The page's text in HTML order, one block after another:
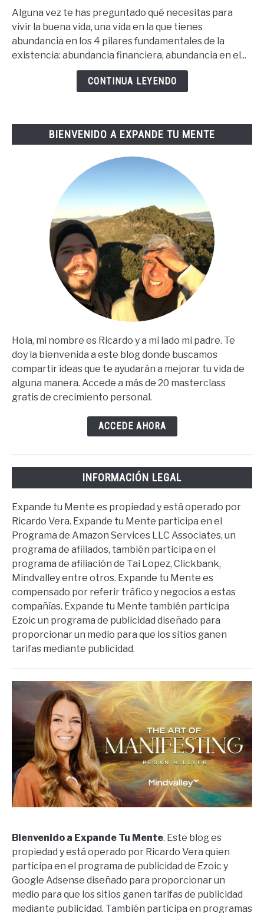
67
Pasos
Para
Steps
Alguna vez te has preguntado qué necesitas para
vivir la buena vida, una vida en la que tienes
abundancia en los 4 pilares fundamentales de la
existencia: abundancia financiera, abundancia en el...
CONTINUA LEYENDO
BIENVENIDO A EXPANDE TU MENTE
Hola, mi nombre es Ricardo y a mi lado mi padre. Te
doy la bienvenida a este blog donde buscamos
compartir ideas que te ayudarán a mejorar tu vida de
alguna manera. Accede a más de 20 masterclass
gratis de crecimiento personal.
ACCEDE AHORA
INFORMACIÓN LEGAL
Expande tu Mente es propiedad y está operado por
Ricardo Vera. Expande tu Mente participa en el
Programa de Amazon Services LLC Associates, un
programa de afiliados, también participa en el
programa de afiliación de Tai Lopez, Clickbank,
Mindvalley entre otros. Expande tu Mente es
compensado por referir tráfico y negocios a estas
compañías. Expande tu Mente también participa
Ezoic un programa de publicidad diseñado para
proporcionar un medio para que los sitios ganen
tarifas mediante publicidad.
Bienvenido a Expande Tu Mente. Este blog es
propiedad y está operado por Ricardo Vera quien
participa en el programa de publicidad de Ezoic y
Google Adsense diseñado para proporcionar un
medio para que los sitios ganen tarifas de publicidad
mediante publicidad. También participa en programas